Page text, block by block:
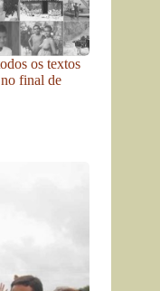
os textos
final de